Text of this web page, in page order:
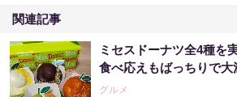
関連記事
ミセスドーナツ全4種を
食べ応えもばっちりで大
グルメ